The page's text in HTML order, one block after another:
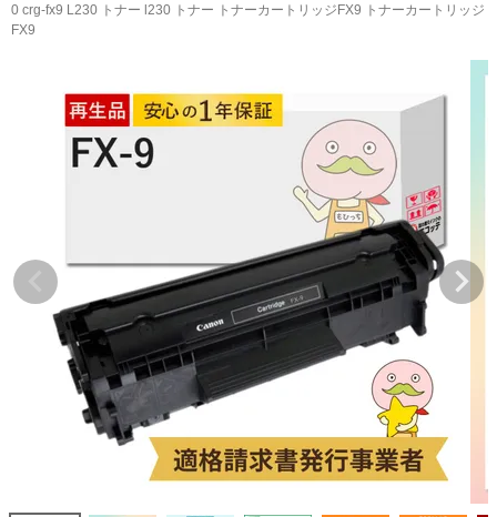
はじめての方へ
初心者用セット
キャノンインク
詰め替えインク
互換インクボトル
互換インクカートリッジ
再生インクカートリッジ
記事を探す
0 crg-fx9 L230 トナー l230 トナー トナーカートリッジFX9 トナーカートリッジ
FX9